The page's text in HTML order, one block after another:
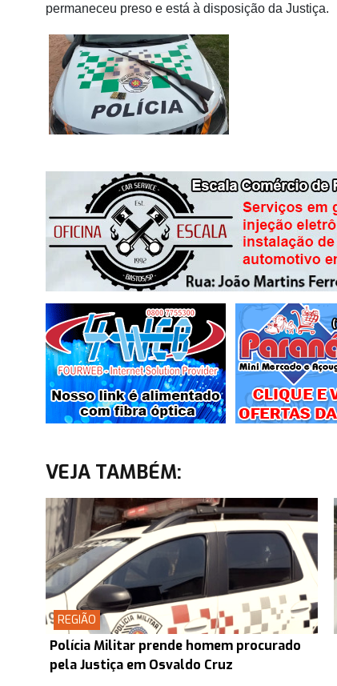
permaneceu preso e está à disposição da Justiça.
VEJA TAMBÉM:
REGIÃO
Polícia Militar prende homem procurado
pela Justiça em Osvaldo Cruz